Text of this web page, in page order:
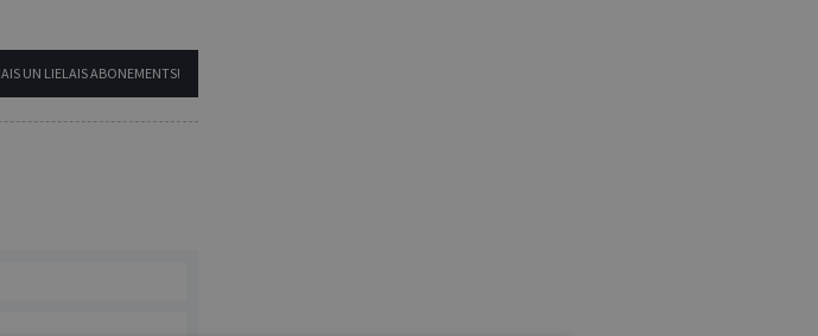
UN LIELAIS ABONEMENTS!